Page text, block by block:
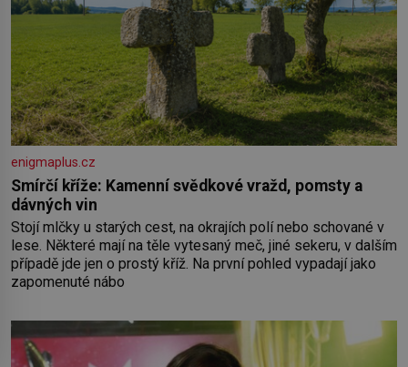
enigmaplus.cz
Smírčí kříže: Kamenní svědkové vražd, pomsty a
dávných vin
Stojí mlčky u starých cest, na okrajích polí nebo schované v
lese. Některé mají na těle vytesaný meč, jiné sekeru, v dalším
případě jde jen o prostý kříž. Na první pohled vypadají jako
zapomenuté nábo